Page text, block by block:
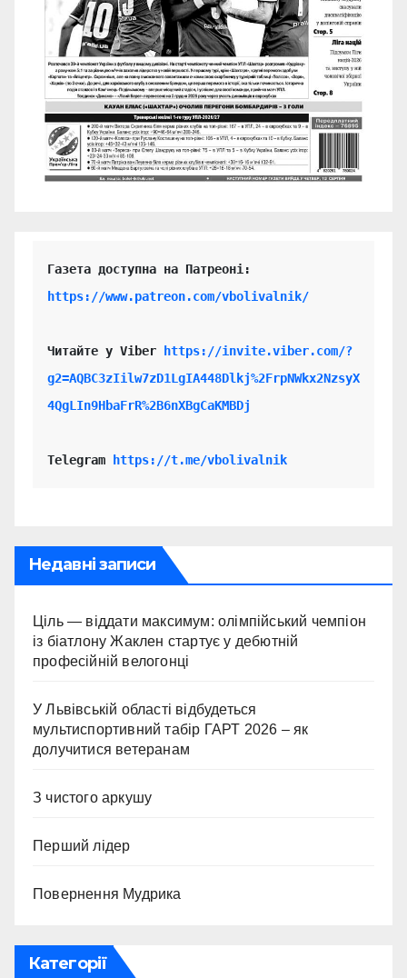
https://www.patreon.com/vbolivalnik/
Читайте у Viber
https://invite.viber.com/?
g2=AQBC3zIilw7zD1LgIA448Dlkj%2FrpNWkx2NzsyX
4QgLIn9HbaFrR%2B6nXBgCaKMBDj
Telegram https://t.me/vbolivalnik
Недавні записи
Ціль — віддати максимум: олімпійський чемпіон
із біатлону Жаклен стартує у дебютній
професійній велогонці
У Львівській області відбудеться
мультиспортивний табір ГАРТ 2026 – як
долучитися ветеранам
З чистого аркушу
Перший лідер
Повернення Мудрика
Категорії